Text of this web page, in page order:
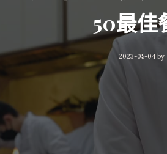
50最佳
2023-05-04 by